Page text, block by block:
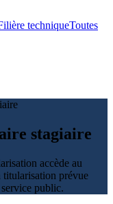
techniqueToutes
stagiaire
accède au
titularisation prévue
public.